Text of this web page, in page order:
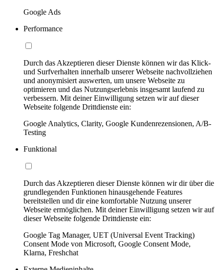
Google Ads
Performance
Durch das Akzeptieren dieser Dienste können wir das Klick-
und Surfverhalten innerhalb unserer Webseite nachvollziehen
und anonymisiert auswerten, um unsere Webseite zu
optimieren und das Nutzungserlebnis insgesamt laufend zu
verbessern. Mit deiner Einwilligung setzen wir auf dieser
Webseite folgende Drittdienste ein:
Google Analytics, Clarity, Google Kundenrezensionen, A/B-
Testing
Funktional
Durch das Akzeptieren dieser Dienste können wir dir über die
grundlegenden Funktionen hinausgehende Features
bereitstellen und dir eine komfortable Nutzung unserer
Webseite ermöglichen. Mit deiner Einwilligung setzen wir auf
dieser Webseite folgende Drittdienste ein:
Google Tag Manager, UET (Universal Event Tracking)
Consent Mode von Microsoft, Google Consent Mode,
Klarna, Freshchat